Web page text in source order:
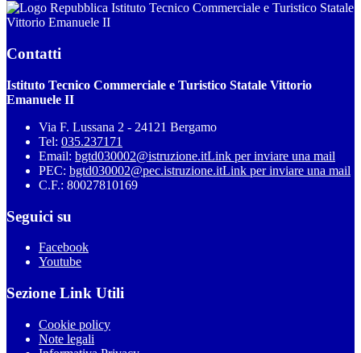
Istituto Tecnico Commerciale e Turistico Statale
Vittorio Emanuele II
Contatti
Istituto Tecnico Commerciale e Turistico Statale Vittorio
Emanuele II
Via F. Lussana 2 - 24121 Bergamo
Tel: 035.237171
Email: bgtd030002@istruzione.itLink per inviare una mail
PEC: bgtd030002@pec.istruzione.itLink per inviare una mail
C.F.: 80027810169
Seguici su
Facebook
Youtube
Sezione Link Utili
Cookie policy
Note legali